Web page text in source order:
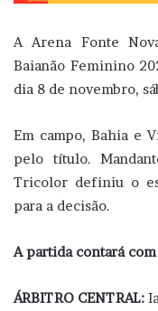
A Arena Fonte
Baianão Feminino
dia 8 de novembro,
Em campo, Bahia e
pelo título.
Tricolor definiu o
para a decisão.
A partida contará
ÁRBITRO CENTRAL: